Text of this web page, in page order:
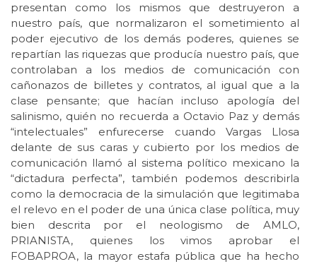
presentan como los mismos que destruyeron a
nuestro país, que normalizaron el sometimiento al
poder ejecutivo de los demás poderes, quienes se
repartían las riquezas que producía nuestro país, que
controlaban a los medios de comunicación con
cañonazos de billetes y contratos, al igual que a la
clase pensante; que hacían incluso apología del
salinismo, quién no recuerda a Octavio Paz y demás
“intelectuales” enfurecerse cuando Vargas Llosa
delante de sus caras y cubierto por los medios de
comunicación llamó al sistema político mexicano la
“dictadura perfecta”, también podemos describirla
como la democracia de la simulación que legitimaba
el relevo en el poder de una única clase política, muy
bien descrita por el neologismo de AMLO,
PRIANISTA, quienes los vimos aprobar el
FOBAPROA, la mayor estafa pública que ha hecho